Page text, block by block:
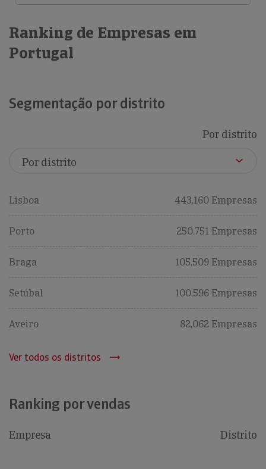
Ranking de Empresas em
Portugal
Segmentação por distrito
Por distrito
Lisboa 443,160 Empresas
Porto 250,751 Empresas
Braga 105,509 Empresas
Setúbal 100,596 Empresas
Aveiro 82,062 Empresas
Ver todos os distritos
Ranking por vendas
Empresa Distrito